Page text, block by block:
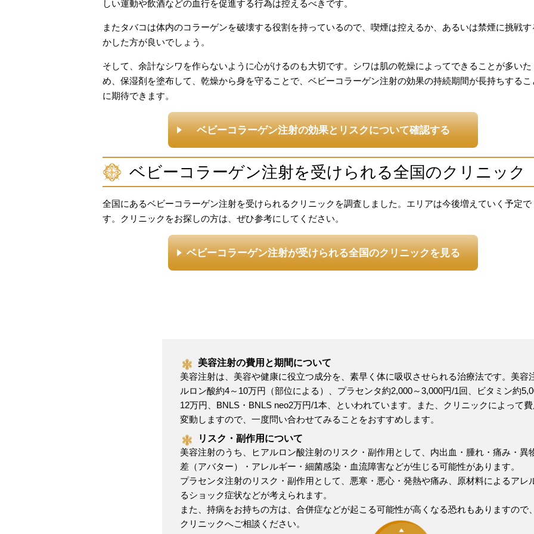
しい運動や飲酒などの血行を促進する行為は控えるべきです。
またタバコは体内のコラーゲンを破壊する役割を持っているので、喫煙は控えるか、あるいは禁煙に挑戦す
かした方が良いでしょう。
そして、余計なシワを作らないように心がけるのも大切です。シワは肌の乾燥によってできることが多いた
め、保湿剤を塗布して、乾燥から身を守ることで、ベビーコラーゲン注射の効果の持続期間が長持ちするこ
に期待できます。
ベビーコラーゲン注射の効果とリスクについて確認する
ベビーコラーゲン注射を受けられる全国のクリニック
全国にあるベビーコラーゲン注射を受けられるクリニックを調査しました。エリアは今後増えていく予定で
す。クリニックをお探しの方は、ぜひ参考にしてください。
ベビーコラーゲン注射が受けられる全国のクリニックを見る
美容注射の費用と期間について
美容注射は、美容や健康に役立つ成分を、素早く体に吸収させられる治療法です。美容
ルロン酸約4～10万円（部位による）、プラセンタ約2,000～3,000円/1回、ビタミン約
12万円、BNLS・BNLS neo2万円/1本、といわれています。また、クリニックによって
変動しますので、一度問い合わせてみることをおすすめします。
リスク・副作用について
美容注射のうち、ヒアルロン酸注射のリスク・副作用として、内出血・腫れ・痛み・異
差（アバター）・アレルギー・細菌感染・血流障害などが生じる可能性があります。
プラセンタ注射のリスク・副作用として、悪寒・悪心・発熱や痛み、原材料によるアレ
るショック症状などが考えられます。
また、持病をお持ちの方は、合併症などが起こる可能性が高くなる恐れもありますので
クリニックへご相談ください。